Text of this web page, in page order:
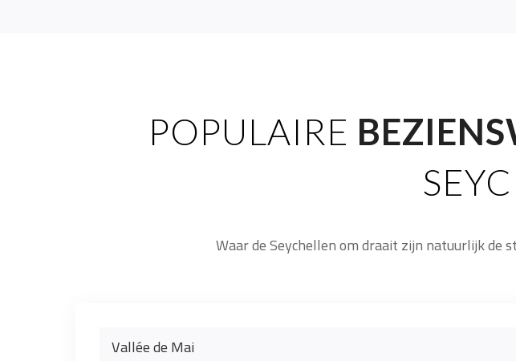
POPULAIRE
Waar de Seychellen om draait zijn natuurlijk de
Vallée de Mai